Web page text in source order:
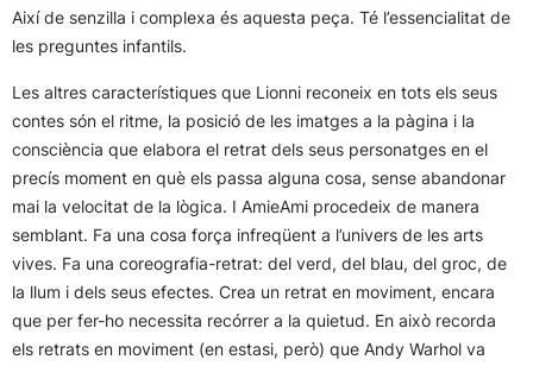
Així de senzilla i complexa és aquesta peça. Té l’essencialitat de
les preguntes infantils.
Les altres característiques que Lionni reconeix en tots els seus
contes són el ritme, la posició de les imatges a la pàgina i la
consciència que elabora el retrat dels seus personatges en el
precís moment en què els passa alguna cosa, sense abandonar
mai la velocitat de la lògica. I AmieAmi procedeix de manera
semblant. Fa una cosa força infreqüent a l’univers de les arts
vives. Fa una coreografia-retrat: del verd, del blau, del groc, de
la llum i dels seus efectes. Crea un retrat en moviment, encara
que per fer-ho necessita recórrer a la quietud. En això recorda
els retrats en moviment (en estasi, però) que Andy Warhol va